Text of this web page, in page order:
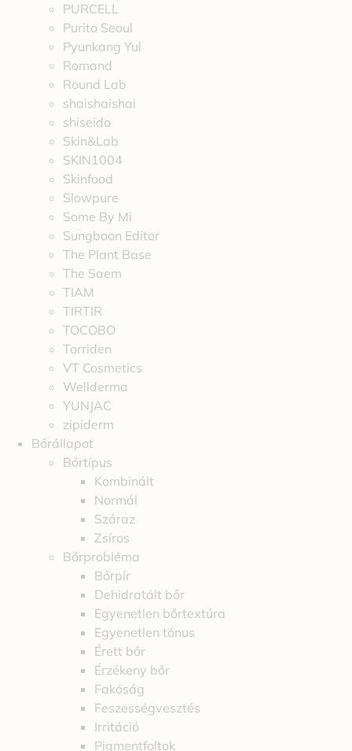
PURCELL
Purito Seoul
Pyunkang Yul
Romand
Round Lab
shaishaishai
shiseido
Skin&Lab
SKIN1004
Skinfood
Slowpure
Some By Mi
Sungboon Editor
The Plant Base
The Saem
TIAM
TIRTIR
TOCOBO
Torriden
VT Cosmetics
Wellderma
YUNJAC
zipiderm
Bőrállapot
Bőrtípus
Kombinált
Normál
Száraz
Zsíros
Bőrprobléma
Bőrpír
Dehidratált bőr
Egyenetlen bőrtextúra
Egyenetlen tónus
Érett bőr
Érzékeny bőr
Fakóság
Feszességvesztés
Irritáció
Pigmentfoltok